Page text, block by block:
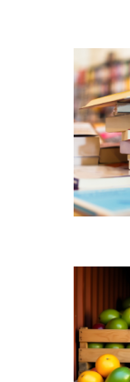
du
la
qui
est
liée
aux
Le
Conseil
d’État
rejette
le
recours
le
minimal
des
frais